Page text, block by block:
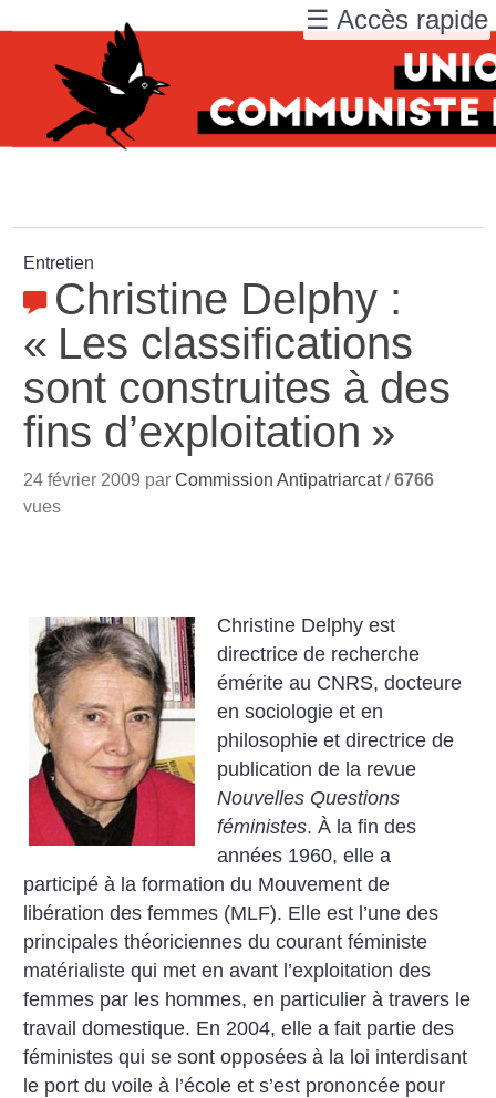
Entretien
Christine Delphy :
« Les classifications
sont construites à des
fins d’exploitation »
24 février 2009 parCommission Antipatriarcat/6766
vues
Christine Delphy est
directrice de recherche
émérite au CNRS, docteure
en sociologie et en
philosophie et directrice de
publication de la revue
Nouvelles Questions
féministes. À la fin des
années 1960, elle a
participé à la formation du Mouvement de
libération des femmes (MLF). Elle est l’une des
principales théoriciennes du courant féministe
matérialiste qui met en avant l’exploitation des
femmes par les hommes, en particulier à travers le
travail domestique. En 2004, elle a fait partie des
féministes qui se sont opposées à la loi interdisant
le port du voile à l’école et s’est prononcée pour
☰ Accès rapide